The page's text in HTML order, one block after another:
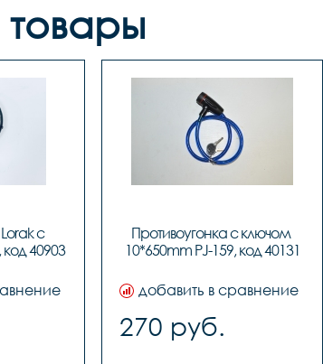
с
40903
Противоугонка с ключом
10*650mm PJ-159, код 40131
добавить в сравнение
270 руб.